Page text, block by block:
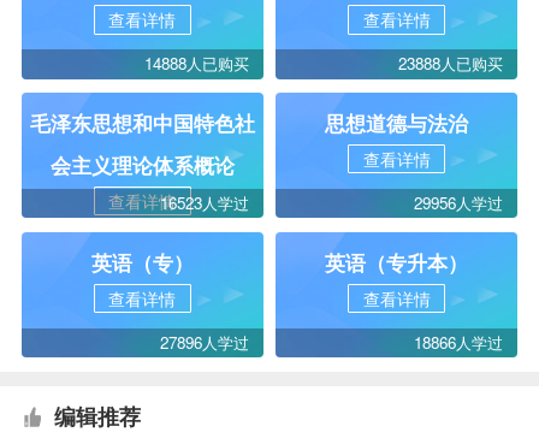
查看详情
14888人已购买
查看详情
23888人已购买
毛泽东思想和中国特色社
会主义理论体系概论
查看详情16523人学过
思想道德与法治
查看详情
29956人学过
英语（专）
查看详情
27896人学过
英语（专升本）
查看详情
18866人学过
编辑推荐